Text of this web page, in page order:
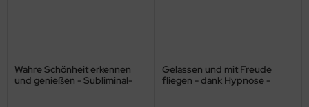
Wahre Schönheit erkennen
und genießen - Subliminal-
Gelassen und mit Freude
fliegen - dank Hypnose -